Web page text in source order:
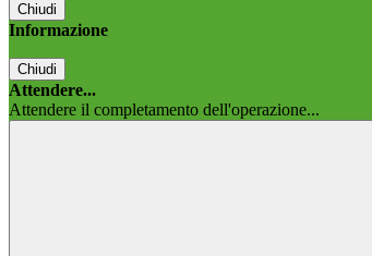
Chiudi
Informazione
Chiudi
Attendere...
Attendere il completamento dell'operazione...